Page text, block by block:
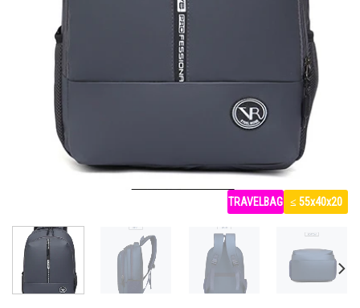
TRAVELBAG ≤ 55x40x20